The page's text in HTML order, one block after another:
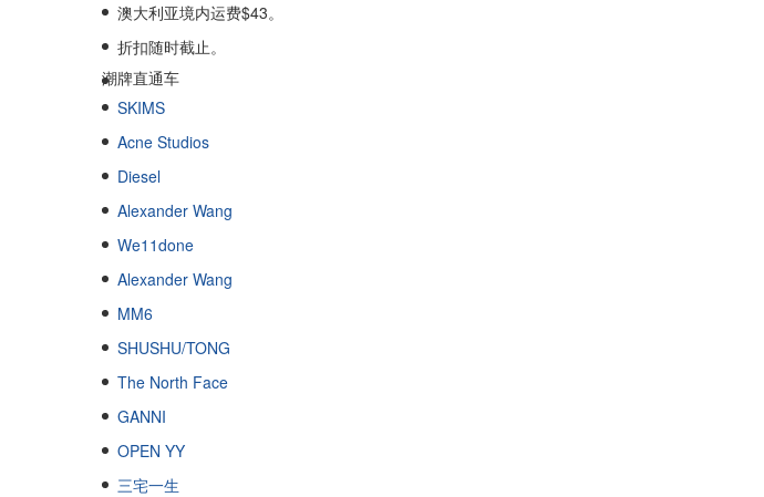
澳大利亚境内运费$43。
折扣随时截止。
潮牌直通车
SKIMS
Acne Studios
Diesel
Alexander Wang
We11done
Alexander Wang
MM6
SHUSHU/TONG
The North Face
GANNI
OPEN YY
三宅一生